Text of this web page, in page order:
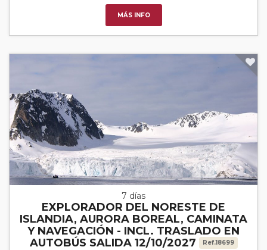
MÁS INFO
7 días
EXPLORADOR DEL NORESTE DE
ISLANDIA, AURORA BOREAL, CAMINATA
Y NAVEGACIÓN - INCL. TRASLADO EN
AUTOBÚS SALIDA 12/10/2027
Ref.18699